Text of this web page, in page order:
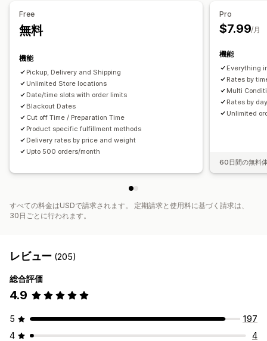
Free
無料
機能
Pickup, Delivery and Shipping
Unlimited Store locations
Date/time slots with order limits
Blackout Dates
Cut off Time / Preparation Time
Product specific fulfillment methods
Delivery rates by price and weight
Upto 500 orders/month
Pro
$7.99/月
機能
Everything
Rates by
Multi
Rates by
Unlimited
60日間の無料
すべての料金はUSDで請求されます。 定期請求と使用料に基づく請求は、
30日ごとに行われます。
レビュー (205)
総合評価
4.9
5
197
4
4